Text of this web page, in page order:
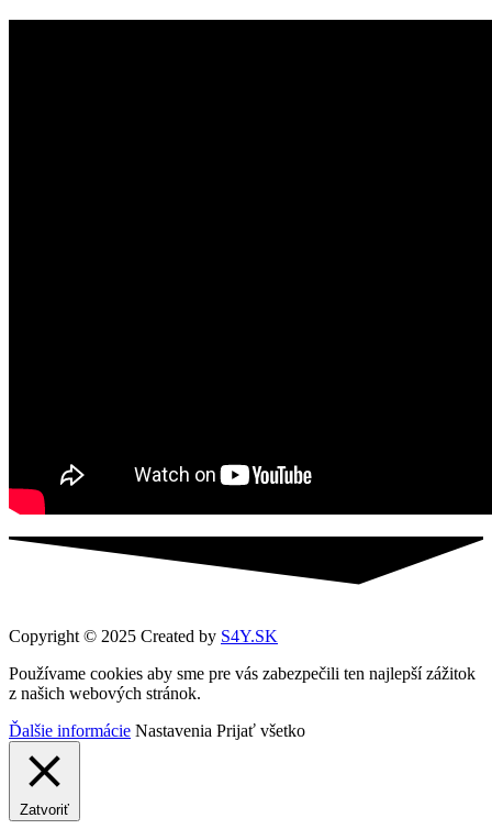
Copyright © 2025 Created by S4Y.SK
Používame cookies aby sme pre vás zabezpečili ten najlepší zážitok
z našich webových stránok.
Ďalšie informácie Nastavenia Prijať všetko
Zatvoriť